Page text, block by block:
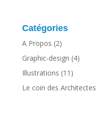
Catégories
A Propos (2)
Graphic-design (4)
Illustrations (11)
Le coin des Architectes